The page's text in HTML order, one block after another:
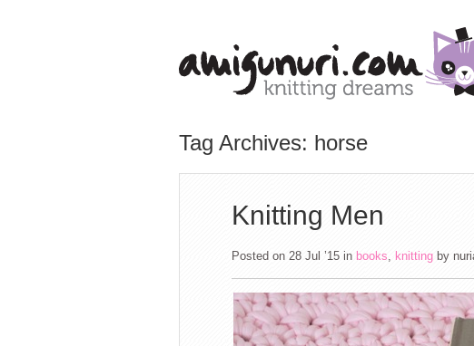
Tag Archives: horse
Knitting Men
Posted on 28 Jul ’15 in books, knitting by